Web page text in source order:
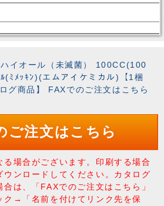
イオール（未滅菌） 100CC(100
(ﾐﾒｯｷﾝ)(エムアイケミカル)【1梱
グ商品】 FAXでのご注文はこちら
ご注文はこちら
場合がございます。印刷する場合
ウンロードしてください。カタログ
は、「FAXでのご注文はこちら」
ク→「名前を付けてリンク先を保